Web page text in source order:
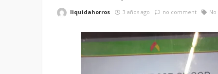
liquidahorros 3 años ago no comment No